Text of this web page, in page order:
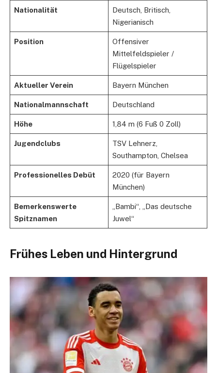
Nationalität
Deutsch, Britisch,
Nigerianisch
Position
Offensiver
Mittelfeldspieler /
Flügelspieler
Aktueller Verein Bayern München
Nationalmannschaft Deutschland
Höhe 1,84 m (6 Fuß 0 Zoll)
Jugendclubs
TSV Lehnerz,
Southampton, Chelsea
Professionelles Debüt
2020 (für Bayern
München)
Bemerkenswerte
Spitznamen
„Bambi“, „Das deutsche
Juwel“
Frühes Leben und Hintergrund